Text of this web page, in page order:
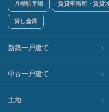
月極駐車場 賃貸事務所・賃貸
貸し倉庫
新築一戸建て
中古一戸建て
土地